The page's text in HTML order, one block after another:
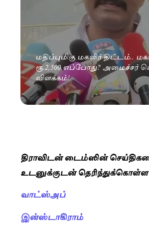
மதிப்புமிகு மகளிர் திட்டம்..
ரூ.2,500 எப்போது? அமைச்சர்
விளக்கம்!
திராவிடன் டைம்ஸின்
உடனுக்குடன் தெரிந்துக்கொள்ள
வாட்ஸ்அப்
இன்ஸ்டாகிராம்